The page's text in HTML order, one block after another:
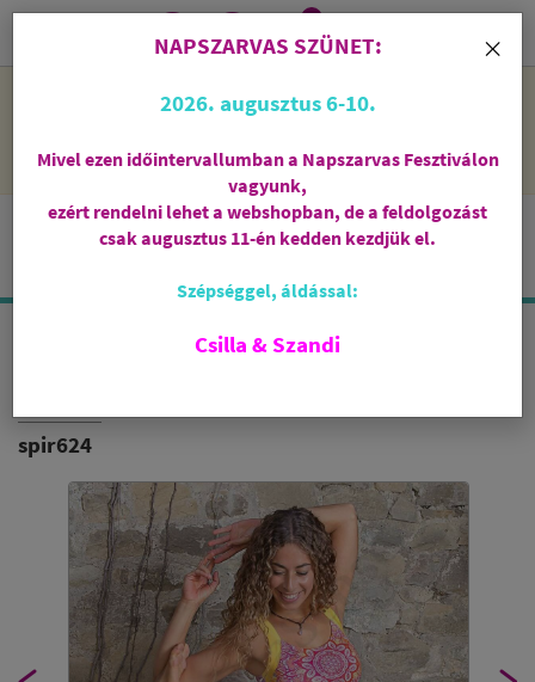
NAPSZARVAS SZÜNET: 2026. augusztus 6-10 - rendelni lehet
feldolgozni őket.
i
0
BIO NŐI JÓGATOP
spir624
×
NAPSZARVAS SZÜNET:
2026. augusztus 6-10.
Mivel ezen időintervallumban a Napszarvas Fesztiválon
vagyunk,
ezért rendelni lehet a webshopban, de a feldolgozást
csak augusztus 11-én kedden kezdjük el.
Szépséggel, áldással:
Csilla & Szandi